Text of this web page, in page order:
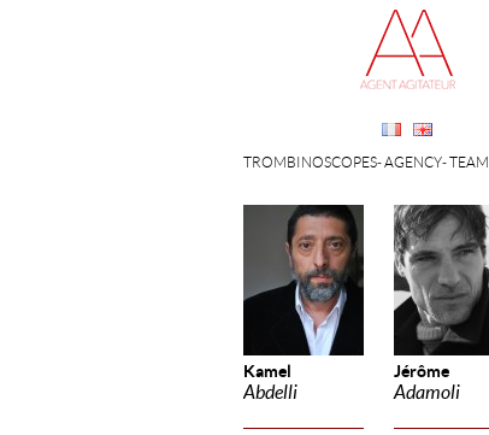
Kamel
Abdelli
Jérôme
Adamoli
TROMBINOSCOPES AGENCY TEAM